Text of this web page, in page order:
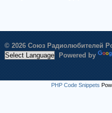
© 2026 Союз Радиолюбителей
Powered by
PHP Code Snippets